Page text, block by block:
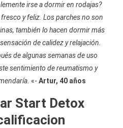
irse a dormir en rodajas?
y feliz. Los parches no son
también lo hacen dormir más
de calidez y relajación.
de algunas semanas de uso
sentimiento de reumatismo y
«- Artur, 40 años
Start Detox